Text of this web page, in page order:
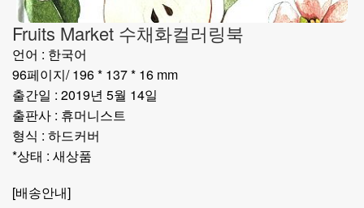
Fruits Market 수채화컬러링북
언어 : 한국어
96페이지/ 196 * 137 * 16 mm
출간일 : 2019년 5월 14일
출판사 : 휴머니스트
형식 : 하드커버
*상태 : 새상품
[배송안내]